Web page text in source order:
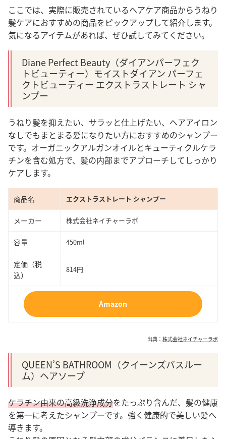
ここでは、実際に販売されているヘアケア商品からうねり
髪ケアにおすすめの商品をピックアップして紹介します。
気になるアイテムがあれば、ぜひ試してみてください。
Diane Perfect Beauty（ダイアンパーフェク
トビューティー）モイストダイアン パーフェ
クトビューティー エクストラストレート シャ
ンプー
うねり髪を抑えたい、サラッと仕上げたい、ヘアアイロン
なしでもまとまる髪になりたい方におすすめのシャンプー
です。 オーガニックアルガンオイルとキューティクルケラ
チンを含む処方で、髪の内部までアプローチしてしっかり
ケアします。
商品名 エクストラストレート シャンプー
メーカー 株式会社ネイチャーラボ
容量 450ml
定価（税
込）
814円
Amazon
出典： 株式会社ネイチャーラボ
QUEEN’S BATHROOM（クイーンズバスルー
ム）ヘアソープ
ケラチン由来の高級洗浄成分をたっぷり含んだ、髪の健康
を第一に考えたシャンプーです。強く健康的で美しい髪へ
導きます。